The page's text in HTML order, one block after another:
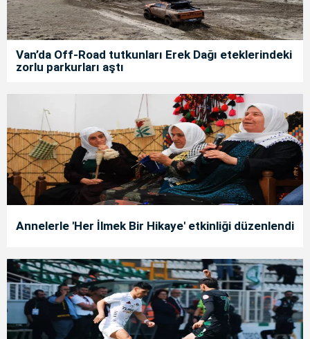
Van’da Off-Road tutkunları Erek Dağı eteklerindeki
zorlu parkurları aştı
Annelerle 'Her İlmek Bir Hikaye' etkinliği düzenlendi